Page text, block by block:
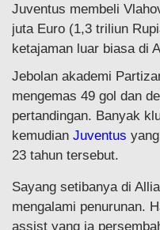
Juventus membeli
juta Euro (1,3 triliun
ketajaman luar biasa di
Jebolan akademi
mengemas 49 gol dan
pertandingan. Banyak
kemudian Juventus
23 tahun tersebut.
Sayang setibanya di
mengalami penurunan.
assist yang ia